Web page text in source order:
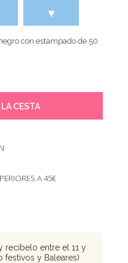
▼
con estampado de 50
CESTA
A 45€
recíbelo entre el 11 y
festivos y Baleares)